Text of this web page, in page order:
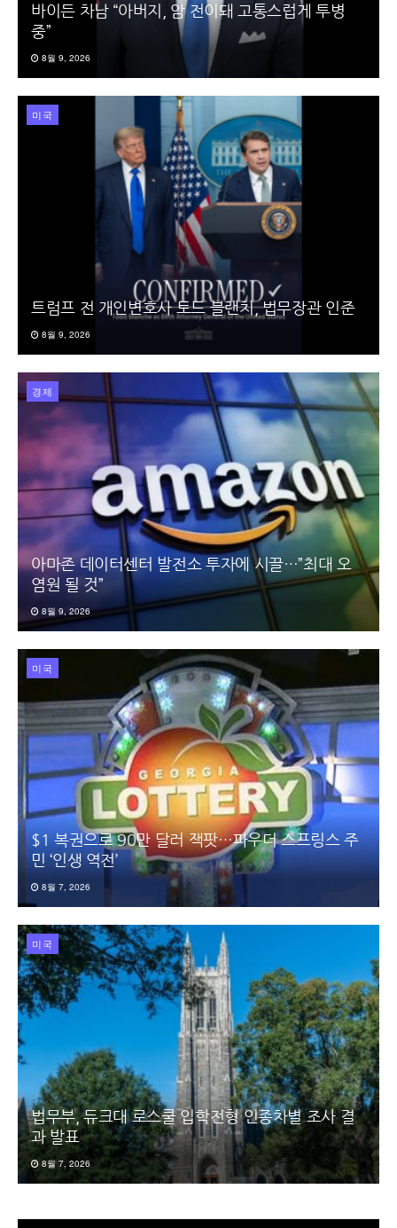
바이든 차남 “아버지, 암 전이돼 고통스럽게 투병
중”
8월 9, 2026
미국
트럼프 전 개인변호사 토드 블랜치, 법무장관 인준
8월 9, 2026
경제
아마존 데이터센터 발전소 투자에 시끌…”최대 오
염원 될 것”
8월 9, 2026
미국
$1 복권으로 90만 달러 잭팟…파우더 스프링스 주
민 ‘인생 역전’
8월 7, 2026
미국
법무부, 듀크대 로스쿨 입학전형 인종차별 조사 결
과 발표
8월 7, 2026